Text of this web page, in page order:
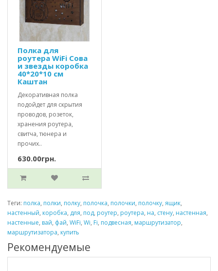
Полка для
роутера WiFi Сова
и звезды коробка
40*20*10 см
Каштан
Декоративная полка
подойдет для скрытия
проводов, розеток,
хранения роутера,
свитча, тюнера и
прочих..
630.00грн.
Теги: полка, полки, полку, полочка, полочки, полочку, ящик,
настенный, коробка, для, под, роутер, роутера, на, стену, настенная,
настенные, вай, фай, WiFi, Wi, Fi, подвесная, маршрутизатор,
маршрутизатора, купить
Рекомендуемые